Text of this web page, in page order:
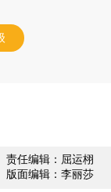
责任编辑：屈运栩
版面编辑：李丽莎